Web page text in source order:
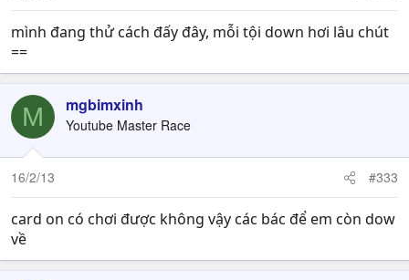
mình đang thử cách đấy đây, mỗi tội down hơi lâu chút
==
M mgbimxinh
Youtube Master Race
16/2/13 #333
card on có chơi được không vậy các bác để em còn dow
về